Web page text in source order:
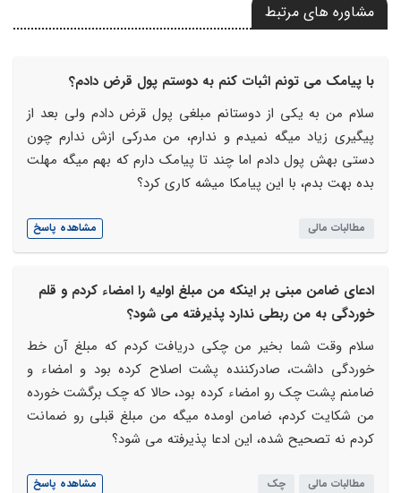
مشاوره های مرتبط
با پیامک می تونم اثبات کنم به دوستم پول قرض دادم؟
سلام من به یکی از دوستانم مبلغی پول قرض دادم ولی بعد از
پیگیری زیاد میگه نمیدم و ندارم، من مدرکی ازش ندارم چون
دستی بهش پول دادم اما چند تا پیامک دارم که بهم میگه مهلت
بده بهت بدم، با این پیامکا میشه کاری کرد؟
مطالبات مالی مشاهده پاسخ
ادعای ضامن مبنی بر اینکه من مبلغ اولیه را امضاء کردم و قلم
خوردگی به من ربطی ندارد پذیرفته می شود؟
سلام وقت شما بخیر من چکی دریافت کردم که مبلغ آن خط
خوردگی داشت، صادرکننده پشت اصلاح کرده بود و امضاء و
ضامنم پشت چک رو امضاء کرده بود، حالا که چک برگشت خورده
من شکایت کردم، ضامن اومده میگه من مبلغ قبلی رو ضمانت
کردم نه تصحیح شده، این ادعا پذیرفته می شود؟
مطالبات مالی چک مشاهده پاسخ